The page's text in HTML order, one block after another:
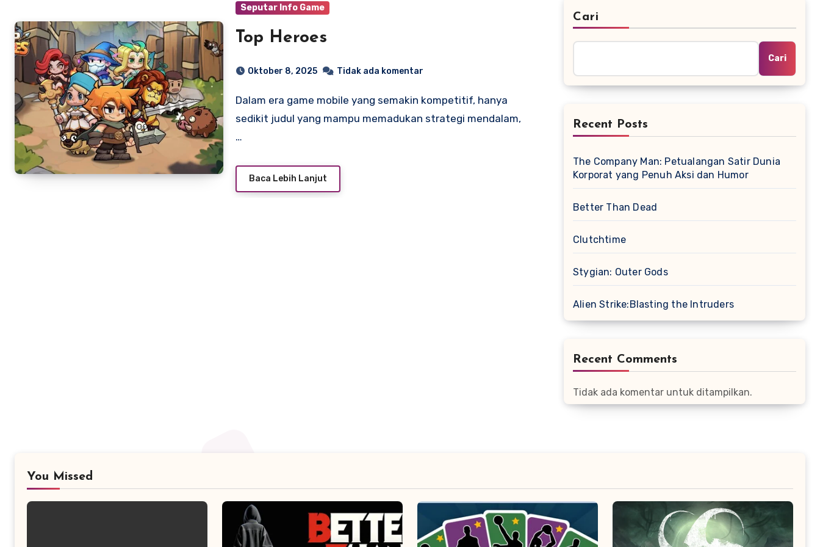
Seputar Info Game
Top Heroes
Oktober 8, 2025 Tidak ada komentar
Dalam era game mobile yang semakin kompetitif, hanya
sedikit judul yang mampu memadukan strategi mendalam,
…
Baca Lebih Lanjut
Cari
Cari
Recent Posts
The Company Man: Petualangan Satir Dunia
Korporat yang Penuh Aksi dan Humor
Better Than Dead
Clutchtime
Stygian: Outer Gods
Alien Strike:Blasting the Intruders
Recent Comments
Tidak ada komentar untuk ditampilkan.
You Missed